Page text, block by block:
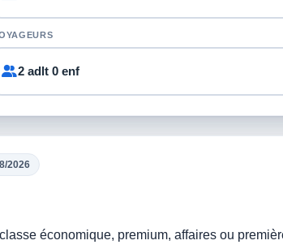
2 adlt 0 enf
2026
économique, premium, affaires ou